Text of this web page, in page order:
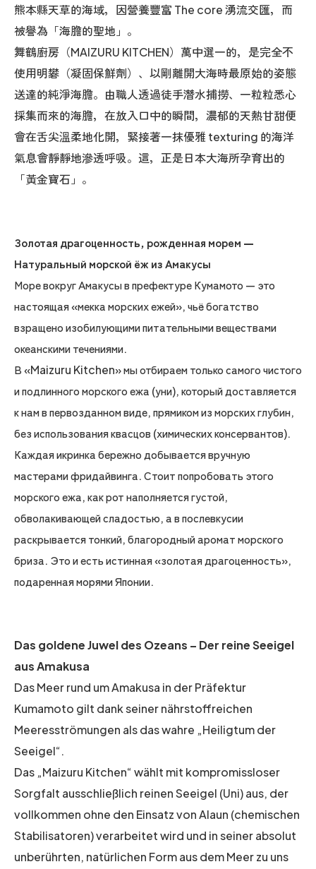
熊本縣天草的海域，因營養豐富 The core 湧流交匯，而
被譽為「海膽的聖地」。
舞鶴廚房（MAIZURU KITCHEN）萬中選一的，是完全不
使用明礬（凝固保鮮劑）、以剛離開大海時最原始的姿態
送達的純淨海膽。由職人透過徒手潛水捕撈、一粒粒悉心
採集而來的海膽，在放入口中的瞬間，濃郁的天熱甘甜便
會在舌尖溫柔地化開，緊接著一抹優雅 texturing 的海洋
氣息會靜靜地滲透呼吸。這，正是日本大海所孕育出的
「黃金寶石」。
Золотая драгоценность, рожденная морем —
Натуральный морской ёж из Амакусы
Море вокруг Амакусы в префектуре Кумамото — это
настоящая «мекка морских ежей», чьё богатство
взращено изобилующими питательными веществами
океанскими течениями.
В «Maizuru Kitchen» мы отбираем только самого чистого
и подлинного морского ежа (уни), который доставляется
к нам в первозданном виде, прямиком из морских глубин,
без использования квасцов (химических консервантов).
Каждая икринка бережно добывается вручную
мастерами фридайвинга. Стоит попробовать этого
морского ежа, как рот наполняется густой,
обволакивающей сладостью, а в послевкусии
раскрывается тонкий, благородный аромат морского
бриза. Это и есть истинная «золотая драгоценность»,
подаренная морями Японии.
Das goldene Juwel des Ozeans – Der reine Seeigel
aus Amakusa
Das Meer rund um Amakusa in der Präfektur
Kumamoto gilt dank seiner nährstoffreichen
Meeresströmungen als das wahre „Heiligtum der
Seeigel“.
Das „Maizuru Kitchen“ wählt mit kompromissloser
Sorgfalt ausschließlich reinen Seeigel (Uni) aus, der
vollkommen ohne den Einsatz von Alaun (chemischen
Stabilisatoren) verarbeitet wird und in seiner absolut
unberührten, natürlichen Form aus dem Meer zu uns